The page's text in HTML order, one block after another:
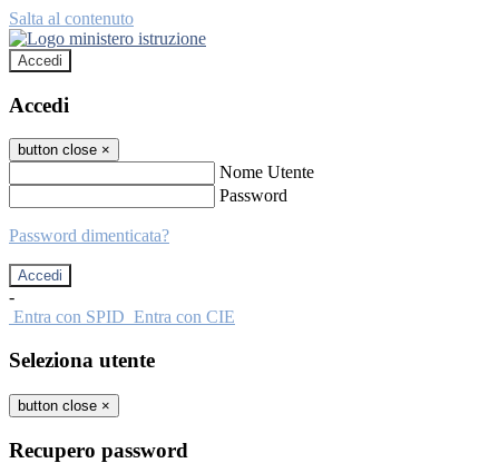
Salta al contenuto
Accedi
Accedi
button close ×
Nome Utente
Password
Password dimenticata?
-
Entra con SPID Entra con CIE
Seleziona utente
button close ×
Recupero password